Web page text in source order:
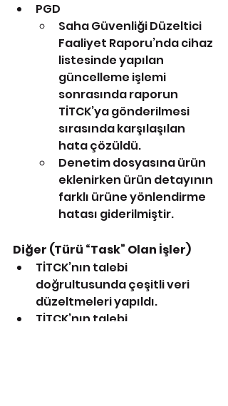
PGD
Saha Güvenliği Düzeltici
Faaliyet Raporu’nda cihaz
listesinde yapılan
güncelleme işlemi
sonrasında raporun
TİTCK’ya gönderilmesi
sırasında karşılaşılan
hata çözüldü.
Denetim dosyasına ürün
eklenirken ürün detayının
farklı ürüne yönlendirme
hatası giderilmiştir.
Diğer (Türü “Task” Olan İşler)
TİTCK’nın talebi
doğrultusunda çeşitli veri
düzeltmeleri yapıldı.
TİTCK’nın talebi